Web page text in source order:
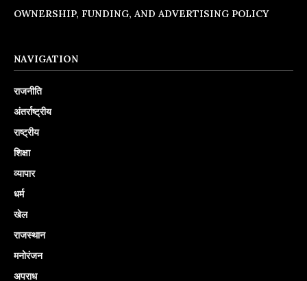
OWNERSHIP, FUNDING, AND ADVERTISING POLICY
NAVIGATION
राजनीति
अंतर्राष्ट्रीय
राष्ट्रीय
शिक्षा
व्यापार
धर्म
खेल
राजस्थान
मनोरंजन
अपराध